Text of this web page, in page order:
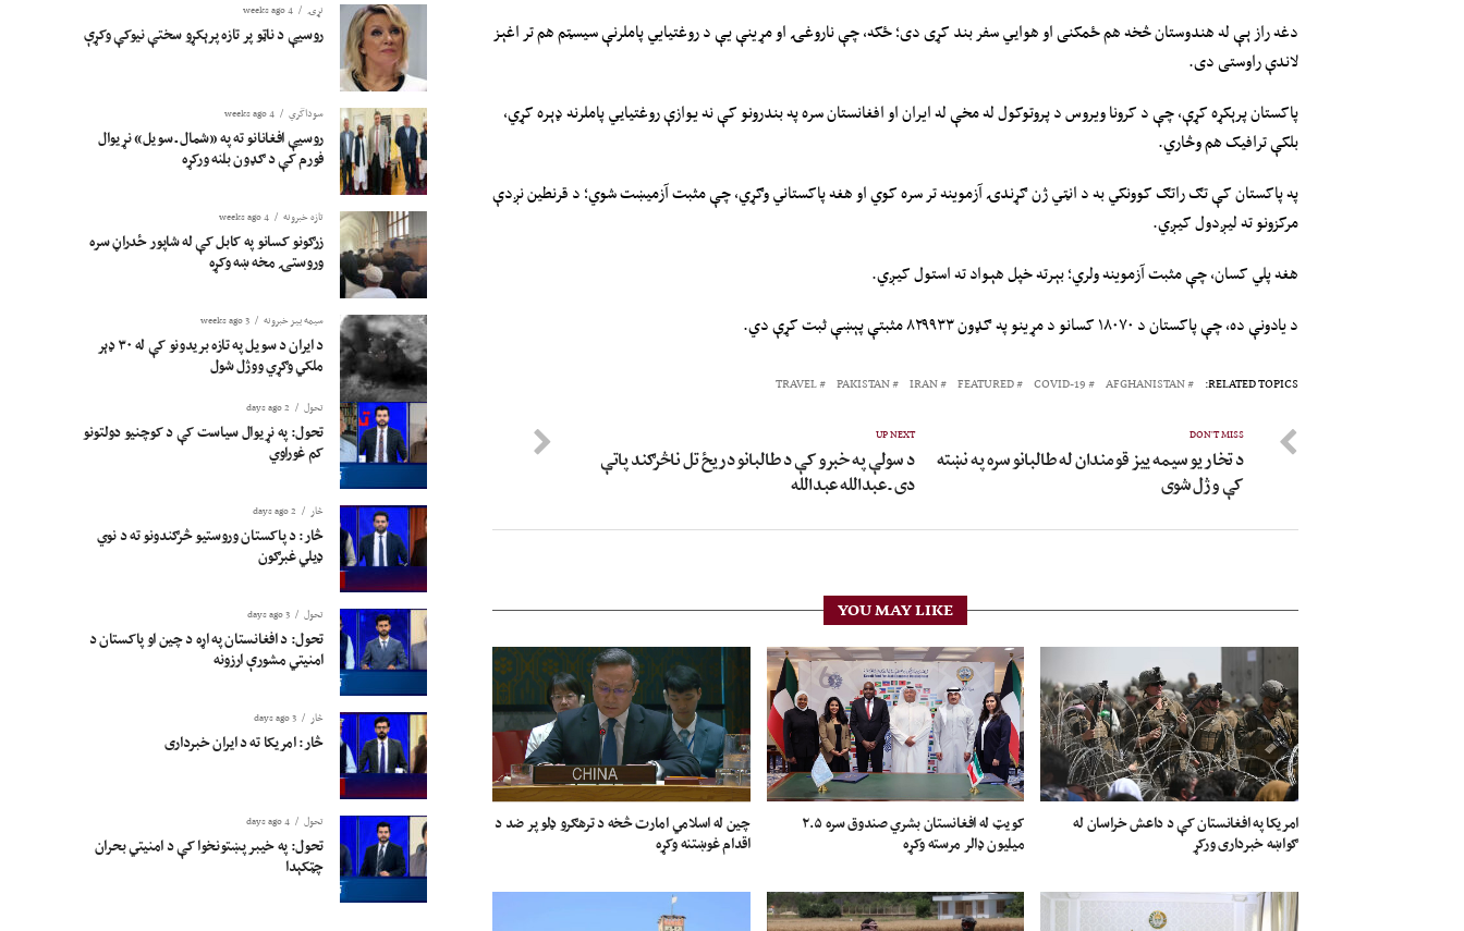
دغه راز ېې له هندوستان څخه هم ځمکنی او هوايي سفر بند کړی دی؛ ځکه، چې ناروغۍ او مړینې یې د روغتیایي پاملرنې سیسټم هم تر اغېز
لاندې راوستی دی.
پاکستان پرېکړه کړې، چې د کرونا ویروس د پروتوکول له مخې له ایران او افغانستان سره په بندرونو کې نه یوازې روغتیايي پاملرنه ډېره کړي،
بلکې ترافیک هم وڅاري.
په پاکستان کې تګ راتګ کوونکي به د انټي ژن ګړندۍ آزموینه تر سره کوي او هغه پاکستاني وګړي، چې مثبت آزمیښت شوي؛ د قرنطین نږدې
مرکزونو ته لیږدول کیږي.
هغه پلي کسان، چې مثبت آزموینه ولري؛ بېرته خپل هېواد ته استول کیږي.
د یادونې ده، چې پاکستان د ۱۸۰۷۰ کسانو د مړینو په ګډون ۸۲۹۹۳۳ مثبتې پېښې ثبت کړې دي.
RELATED TOPICS:
AFGHANISTAN
COVID-19
FEATURED
IRAN
PAKISTAN
TRAVEL
UP NEXT
د سولې په خبرو کې د طالبانو دریځ تل ناڅرګند پاتې
دی ـ عبدالله عبدالله
DON'T MISS
د تخار یو سیمه ییز قومندان له طالبانو سره په نښته
کې وژل شوی
YOU MAY LIKE
امریکا په افغانستان کې د داعش خراسان له
ګواښه خبرداری ورکړ
کویټ له افغانستان بشري صندوق سره ۲.۵
میلیون ډالر مرسته وکړه
چین له اسلامي امارت څخه د ترهګرو ډلو پر ضد د
اقدام غوښتنه وکړه
نړۍ 4 weeks ago
روسیې د ناټو پر تازه پرېکړو سختې نیوکې وکړې
سوداگري 4 weeks ago
روسیې افغانانو ته په «شمال ـ سویل» نړیوال
فورم کې د ګډون بلنه ورکړه
تازه خبرونه 4 weeks ago
زرګونو کسانو په کابل کې له شاپور ځدراڼ سره
وروستۍ مخه ښه وکړه
سیمه ییز خبرونه 3 weeks ago
د ایران د سویل په تازه بریدونو کې له ۳۰ ډېر
ملکي وګړي ووژل شول
تحول 2 days ago
تحول: په نړیوال سیاست کې د کوچنیو دولتونو
کم غوراوي
څار 2 days ago
څار: د پاکستان وروستیو څرګندونو ته د نوي
ډیلي غبرګون
تحول 3 days ago
تحول: د افغانستان په اړه د چین او پاکستان د
امنیتي مشورې ارزونه
څار 3 days ago
څار: امریکا ته د ایران خبرداری
تحول 4 days ago
تحول: په خیبر پښتونخوا کې د امنیتي بحران
چټکېدا